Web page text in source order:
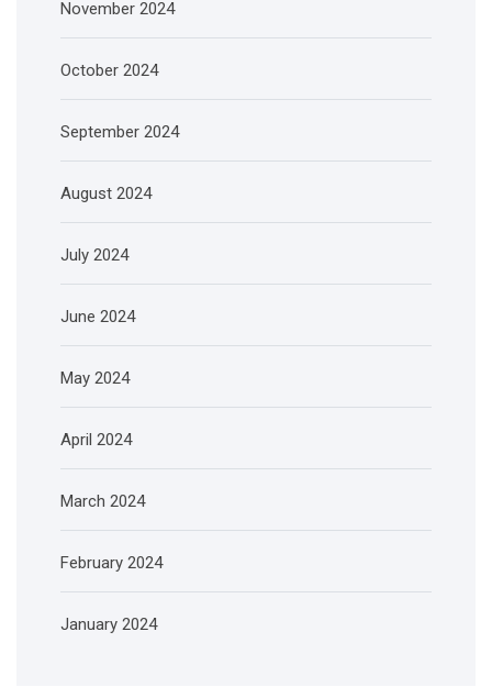
November 2024
October 2024
September 2024
August 2024
July 2024
June 2024
May 2024
April 2024
March 2024
February 2024
January 2024